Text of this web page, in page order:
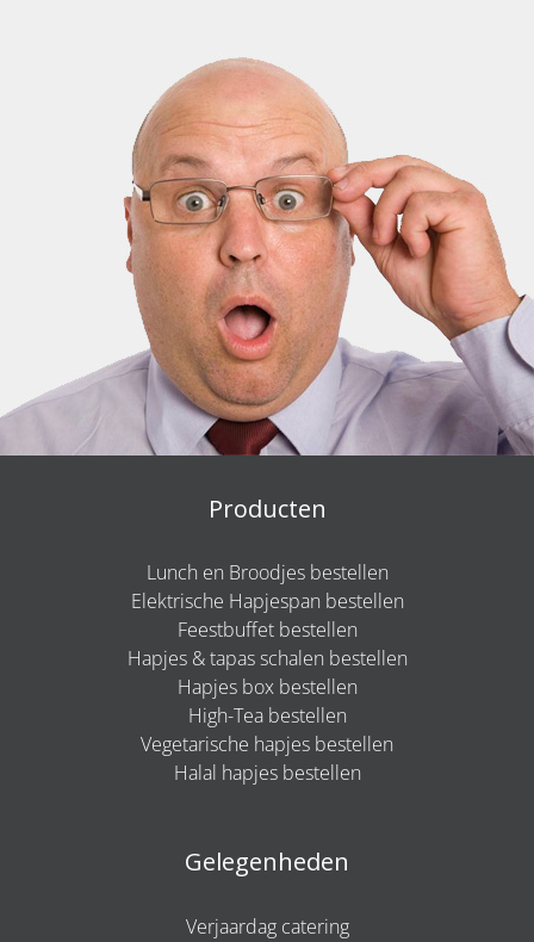
Producten
Lunch en Broodjes bestellen
Elektrische Hapjespan bestellen
Feestbuffet bestellen
Hapjes & tapas schalen bestellen
Hapjes box bestellen
High-Tea bestellen
Vegetarische hapjes bestellen
Halal hapjes bestellen
Gelegenheden
Verjaardag catering